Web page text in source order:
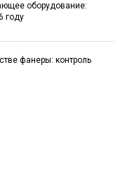
оборудование:
году
фанеры: контроль